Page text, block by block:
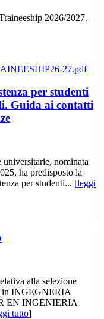
2026/2027.
per studenti
Guida ai contatti
universitarie, nominata
ha predisposto la
per studenti... [leggi
alla selezione
in INGEGNERIA
EN INGENIERIA
tutto]